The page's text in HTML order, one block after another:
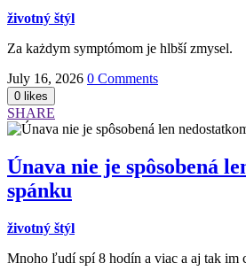
životný štýl
Za każdym symptómom je hlbší zmysel.
July 16, 2026 0 Comments
SHARE
Únava nie je spôsobená
spánku
životný štýl
Mnoho ľudí spí 8 hodín a viac a aj tak im